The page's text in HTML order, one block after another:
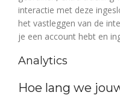
interactie met deze
het vastleggen van de
je een account hebt en
Analytics
Hoe lang we